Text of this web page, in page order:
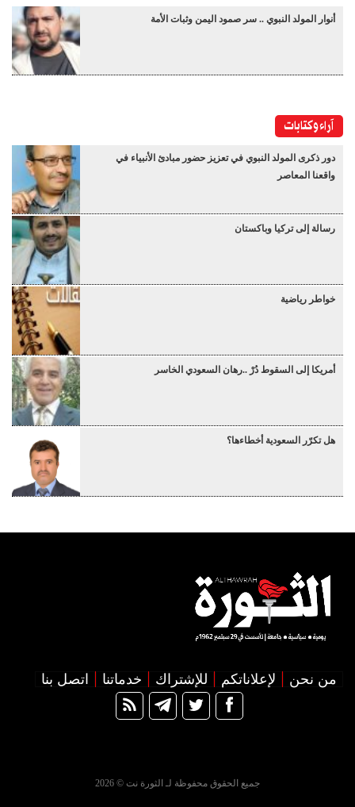
أنوار المولد النبوي .. سر صمود اليمن وثبات الأمة
آراء وكتابات
دور ذكرى المولد النبوي في تعزيز حضور مبادئ الأنبياء في
واقعنا المعاصر
رسالة إلى تركيا وباكستان
خواطر رياضية
أمريكا إلى السقوط دُرْ ..رهان السعودي الخاسر
هل تكرّر السعودية أخطاءها؟
من نحن لإعلاناتكم للإشتراك خدماتنا اتصل بنا
جميع الحقوق محفوظة لـ الثورة نت © 2026